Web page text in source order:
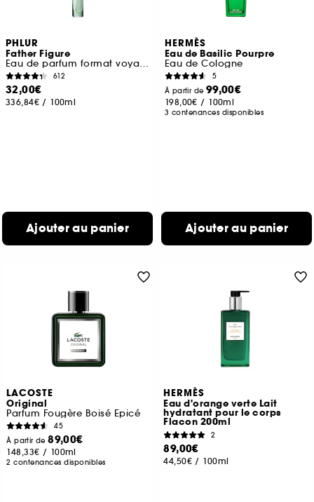
PHLUR
Father Figure
Eau de parfum format voyage
612
32,00€
336,84€ / 100ml
Ajouter au panier
HERMÈS
Eau de Basilic Pourpre
Eau de Cologne
5
À partir de 99,00€
198,00€ / 100ml
3 contenances disponibles
Ajouter au panier
LACOSTE
Original
Parfum Fougère Boisé Epicé
45
À partir de89,00€
148,33€ / 100ml
2 contenances disponibles
HERMÈS
Eau d'orange verte Lait
hydratant pour le corps
Flacon 200ml
2
89,00€
44,50€ / 100ml